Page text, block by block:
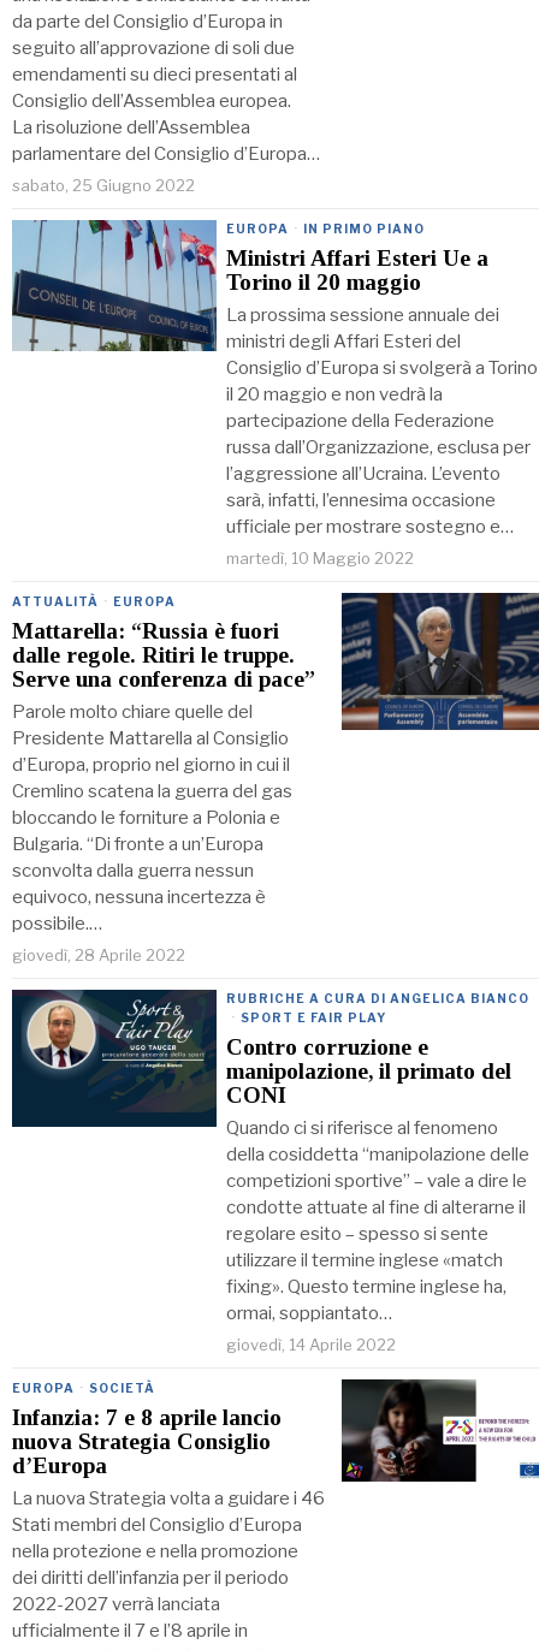
da parte del Consiglio d’Europa in
seguito all’approvazione di soli due
emendamenti su dieci presentati al
Consiglio dell’Assemblea europea.
La risoluzione dell’Assemblea
parlamentare del Consiglio d’Europa…
sabato, 25 Giugno 2022
EUROPA · IN PRIMO PIANO
Ministri Affari Esteri Ue a
Torino il 20 maggio
La prossima sessione annuale dei
ministri degli Affari Esteri del
Consiglio d’Europa si svolgerà a Torino
il 20 maggio e non vedrà la
partecipazione della Federazione
russa dall’Organizzazione, esclusa per
l’aggressione all’Ucraina. L’evento
sarà, infatti, l’ennesima occasione
ufficiale per mostrare sostegno e…
martedì, 10 Maggio 2022
ATTUALITÀ · EUROPA
Mattarella: “Russia è fuori
dalle regole. Ritiri le truppe.
Serve una conferenza di pace”
Parole molto chiare quelle del
Presidente Mattarella al Consiglio
d’Europa, proprio nel giorno in cui il
Cremlino scatena la guerra del gas
bloccando le forniture a Polonia e
Bulgaria. “Di fronte a un’Europa
sconvolta dalla guerra nessun
equivoco, nessuna incertezza è
possibile.…
giovedì, 28 Aprile 2022
RUBRICHE A CURA DI ANGELICA BIANCO
· SPORT E FAIR PLAY
Contro corruzione e
manipolazione, il primato del
CONI
Quando ci si riferisce al fenomeno
della cosiddetta “manipolazione delle
competizioni sportive” – vale a dire le
condotte attuate al fine di alterarne il
regolare esito – spesso si sente
utilizzare il termine inglese «match
fixing». Questo termine inglese ha,
ormai, soppiantato…
giovedì, 14 Aprile 2022
EUROPA · SOCIETÀ
Infanzia: 7 e 8 aprile lancio
nuova Strategia Consiglio
d’Europa
La nuova Strategia volta a guidare i 46
Stati membri del Consiglio d’Europa
nella protezione e nella promozione
dei diritti dell’infanzia per il periodo
2022-2027 verrà lanciata
ufficialmente il 7 e l’8 aprile in